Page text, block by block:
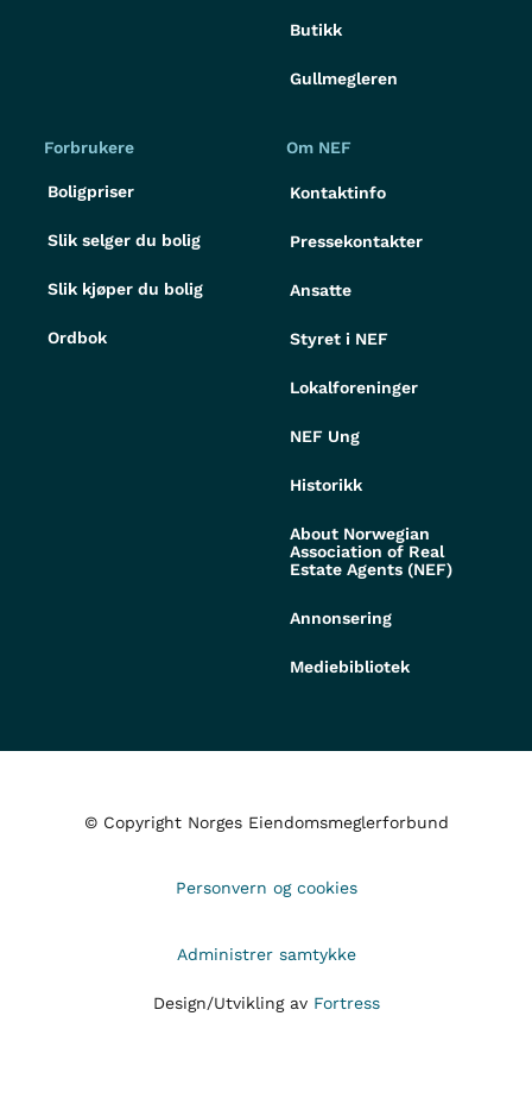
Butikk
Gullmegleren
Forbrukere
Boligpriser
Slik selger du bolig
Slik kjøper du bolig
Ordbok
Om NEF
Kontaktinfo
Pressekontakter
Ansatte
Styret i NEF
Lokalforeninger
NEF Ung
Historikk
About Norwegian
Association of Real
Estate Agents (NEF)
Annonsering
Mediebibliotek
© Copyright Norges Eiendomsmeglerforbund
Personvern og cookies
Administrer samtykke
Design/Utvikling av Fortress